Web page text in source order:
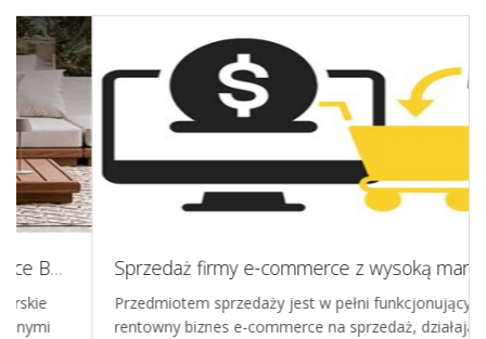
Sprzedaż firmy e-commerce z wysoką marżą (150%) i zautomatyzowanym modelem
Przedmiotem sprzedaży jest w pełni funkcjonujący,
rentowny biznes e-commerce na sprzedaż, działający w